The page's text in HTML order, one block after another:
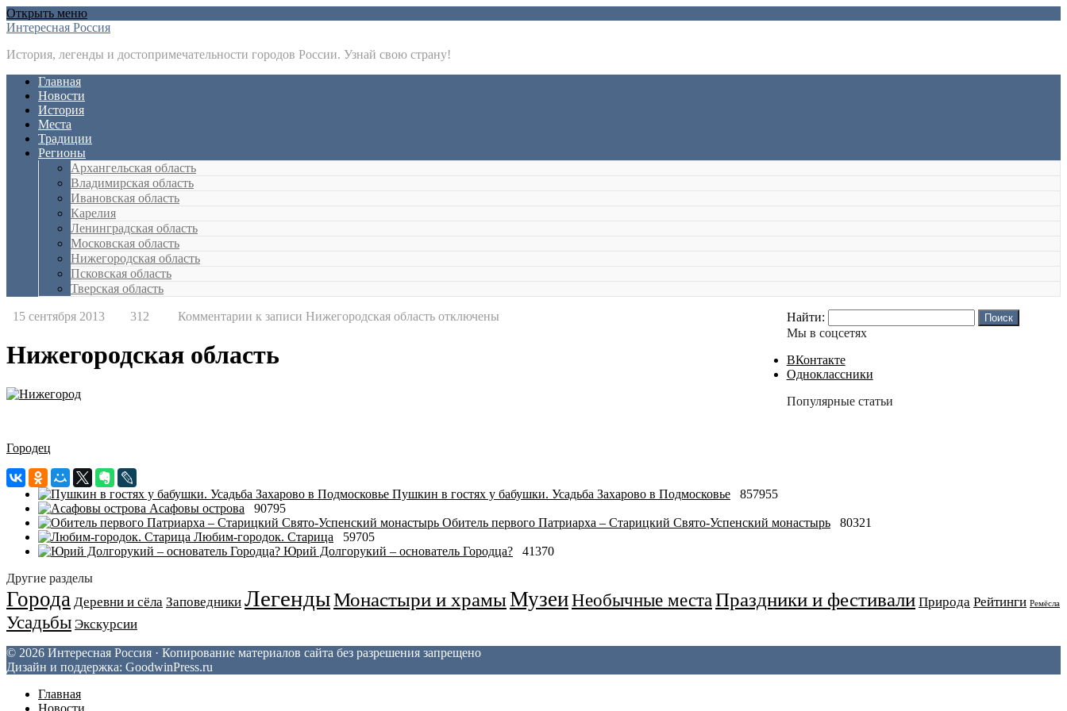
Открыть меню
Интересная Россия
История, легенды и достопримечательности городов России. Узнай свою страну!
Главная
Новости
История
Места
Традиции
Регионы
Архангельская область
Владимирская область
Ивановская область
Карелия
Ленинградская область
Московская область
Нижегородская область
Псковская область
Тверская область
15 сентября 2013 312 Комментарии к записи Нижегородская область отключены
Нижегородская область
Городец
Найти:
Мы в соцсетях
ВКонтакте
Одноклассники
Популярные статьи
Пушкин в гостях у бабушки. Усадьба Захарово в Подмосковье
857955
Асафовы острова
90795
Обитель первого Патриарха – Старицкий Свято-Успенский монастырь
80321
Любим-городок. Старица
59705
Юрий Долгорукий – основатель Городца?
41370
Другие разделы
Города Деревни и сёла Заповедники ЛегендыМонастыри и храмыМузеиНеобычные местаПраздники и фестивали Природа Рейтинги Ремёсла
Усадьбы Экскурсии
© 2026 Интересная Россия · Копирование материалов сайта без разрешения запрещено
Дизайн и поддержка: GoodwinPress.ru
Главная
Новости